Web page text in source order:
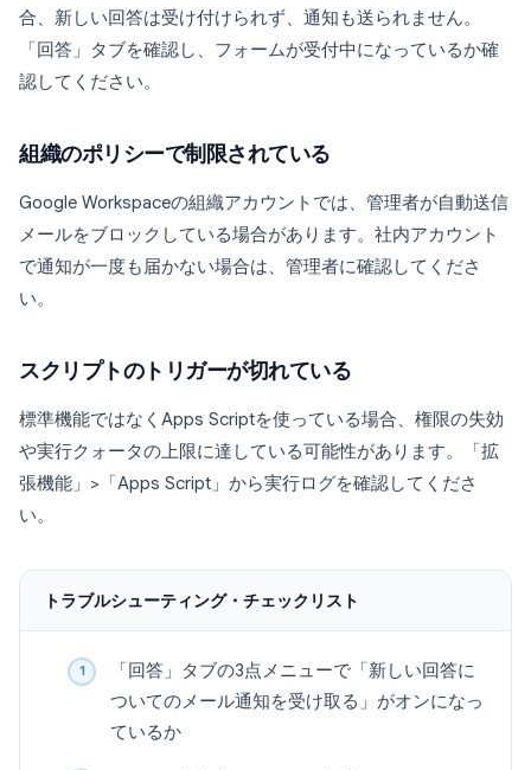
合、新しい回答は受け付けられず、通知も送られません。
「回答」タブを確認し、フォームが受付中になっているか確
認してください。
組織のポリシーで制限されている
Google Workspaceの組織アカウントでは、管理者が自動送信
メールをブロックしている場合があります。社内アカウント
で通知が一度も届かない場合は、管理者に確認してくださ
い。
スクリプトのトリガーが切れている
標準機能ではなくApps Scriptを使っている場合、権限の失効
や実行クォータの上限に達している可能性があります。「拡
張機能」>「Apps Script」から実行ログを確認してくださ
い。
トラブルシューティング・チェックリスト
「回答」タブの3点メニューで「新しい回答に
ついてのメール通知を受け取る」がオンになっ
ているか